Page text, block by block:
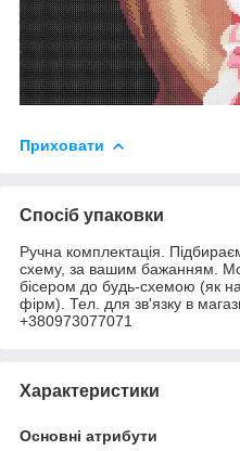
Приховати
Спосіб упаковки
Ручна комплектація.
схему, за вашим бажанням.
бісером до будь-схемою (як
фірм). Тел. для зв'язку в
+380973077071
Характеристики
Основні атрибути